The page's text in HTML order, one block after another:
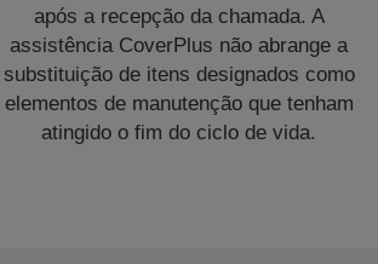
após a recepção da chamada. A
assistência CoverPlus não abrange a
substituição de itens designados como
elementos de manutenção que tenham
atingido o fim do ciclo de vida.